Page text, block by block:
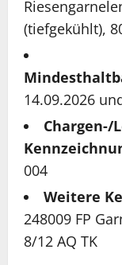
(tiefgekühlt),
14.09.2026
Chargen-/
004
Weitere
248009 FP
8/12 AQ TK